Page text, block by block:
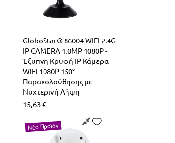
GloboStar® 86004 WIFI 2.4G
IP CAMERA 1.0MP 1080P -
Έξυπνη Κρυφή IP Κάμερα
WiFi 1080P 150°
Παρακολούθησης με
Νυχτερινή Λήψη
15,63€
Νέο Προϊόν